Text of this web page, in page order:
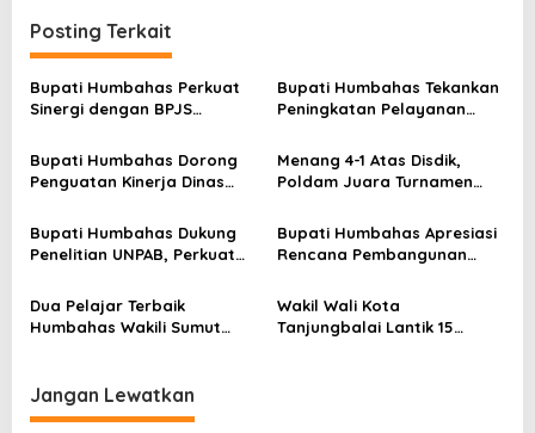
g
a
s
i
p
o
s
Posting Terkait
Bupati Humbahas Perkuat
Sinergi dengan BPJS
Perluas Perlindungan
Pekerja
Bupati Humbahas Tekankan
Peningkatan Pelayanan
Utamakan Profesionalisme
dan Integritas
Bupati Humbahas Dorong
Penguatan Kinerja Dinas
SDM Berkualitas
Menang 4-1 Atas Disdik,
Poldam Juara Turnamen
Bupati Humbahas Dukung
Penelitian UNPAB, Perkuat
Toba
Bupati Humbahas Apresiasi
Rencana Pembangunan
Marbun Pollung
Dua Pelajar Terbaik
Humbahas Wakili Sumut
Wakil Wali Kota
Tanjungbalai Lantik 15
Jangan Lewatkan